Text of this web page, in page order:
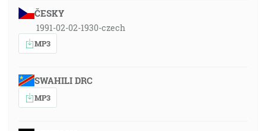
ČESKY
1991-02-02-1930-czech
MP3
SWAHILI DRC
MP3